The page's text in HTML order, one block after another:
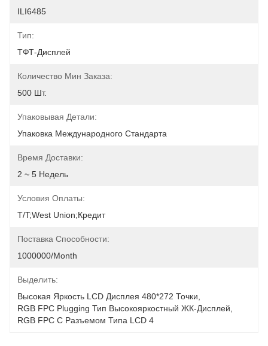
ILI6485
Тип:
ТФТ-Дисплей
Количество Мин Заказа:
500 Шт.
Упаковывая Детали:
Упаковка Международного Стандарта
Время Доставки:
2 ~ 5 Недель
Условия Оплаты:
T/T;West Union;Кредит
Поставка Способности:
1000000/month
Выделить:
Высокая Яркость LCD Дисплея 480*272 Точки
RGB FPC Plugging Тип Высокояркостный ЖК-Дисплей
RGB FPC С Разъемом Типа LCD 4